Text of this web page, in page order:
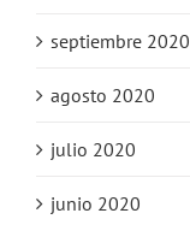
septiembre 2020
agosto 2020
julio 2020
junio 2020